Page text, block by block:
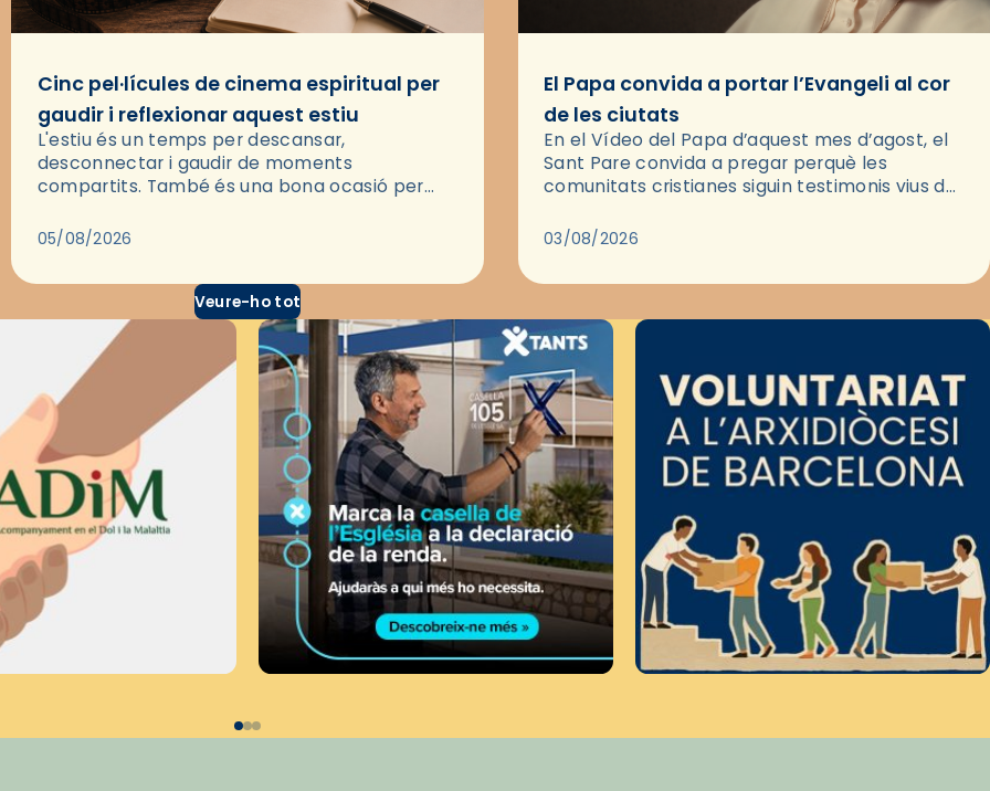
Cinc pel·lícules de cinema espiritual per
gaudir i reflexionar aquest estiu
L'estiu és un temps per descansar,
desconnectar i gaudir de moments
compartits. També és una bona ocasió per
través del cinema, reflexionar sobre les…
05/08/2026
El Papa convida a portar l’Evangeli al cor
de les ciutats
En el Vídeo del Papa d’aquest mes d’agost, el
Sant Pare convida a pregar perquè les
comunitats cristianes siguin testimonis vius de
pregària, el…
03/08/2026
Veure-ho tot